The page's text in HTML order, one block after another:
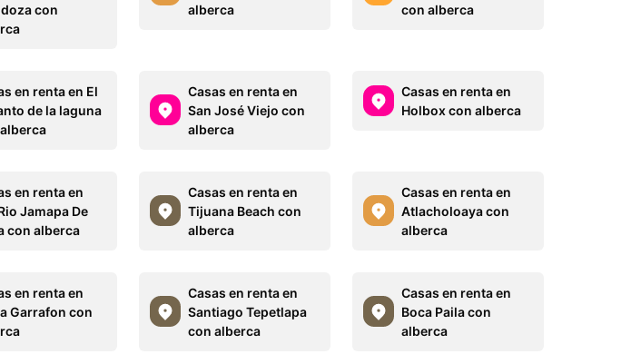
con
alberca
con alberca
en renta en El
de la laguna
Casas en renta en
San José Viejo con
alberca
Casas en renta en
Holbox con alberca
en renta en
Jamapa De
con alberca
Casas en renta en
Tijuana Beach con
alberca
Casas en renta en
Atlacholoaya con
alberca
en renta en
Garrafon con
Casas en renta en
Santiago Tepetlapa
con alberca
Casas en renta en
Boca Paila con
alberca